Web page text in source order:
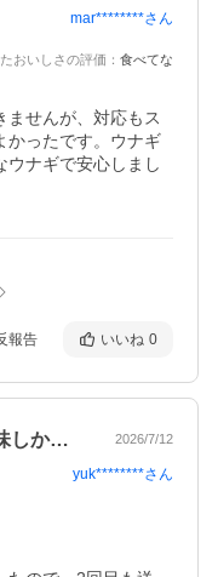
mar********さん
おいしさの評価 ： 食べてな
ませんが、対応もス
かったです。ウナギ
ウナギで安心しまし
報告 いいね 0
両親に送りました。とっても美味しかった… 2026/7/12
yuk********さん